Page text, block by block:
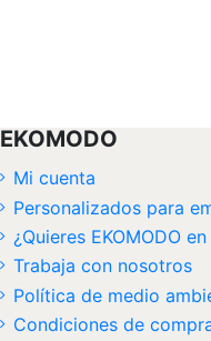
EKOMODO
Mi cuenta
Personalizados para
¿Quieres EKOMODO
Trabaja con nosotros
Política de medio
Condiciones de